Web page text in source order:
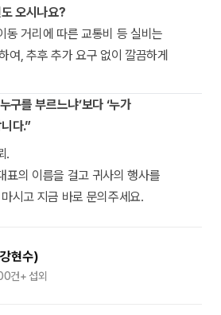
오시나요?
동 거리에 따른 교통비 등 실비는
여, 추후 추가 요구 없이 깔끔하게
구를 부르느냐’보다 ‘누가
다.”
.
의 이름을 걸고 귀사의 행사를
시고 지금 바로 문의주세요.
현수)
건+ 섭외